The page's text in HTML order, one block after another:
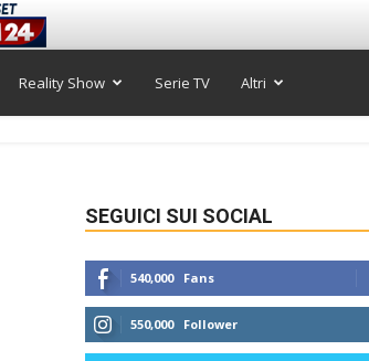
Reality Show Serie TV Altri
SEGUICI SUI SOCIAL
540,000 Fans
550,000 Follower